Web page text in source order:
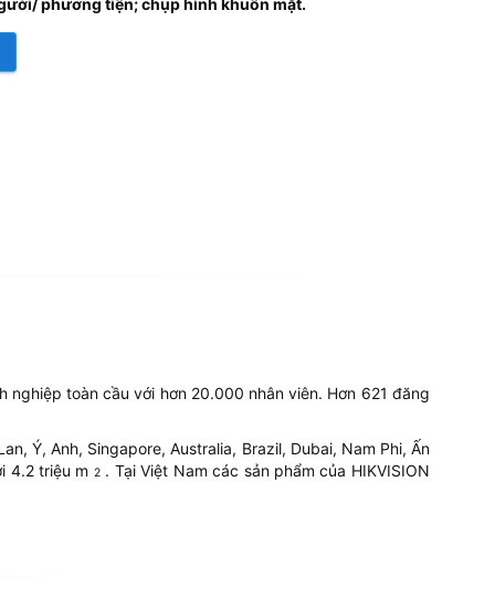
phương tiện; chụp hình khuôn mặt.
nghiệp toàn cầu với hơn 20.000 nhân viên. Hơn 621 đăng
Ý, Anh, Singapore, Australia, Brazil, Dubai, Nam Phi, Ấn
4.2 triệu m 2. Tại Việt Nam các sản phẩm của HIKVISION